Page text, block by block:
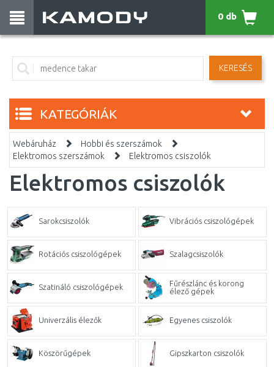
KERESÉS
0 db
KATEGÓRIÁK
Webáruház
Hobbi és szerszámok
Elektromos szerszámok
Elektromos csiszolók
Elektromos csiszolók
Sarokcsiszolók Vibrációs csiszológépek
Rotációs csiszológépek Szalagcsiszolók
Szatináló csiszológépek
Fűrészlánc és korong
élező gépek
Univerzális élezők Egyenes csiszolók
Köszörűgépek Gipszkarton csiszolók